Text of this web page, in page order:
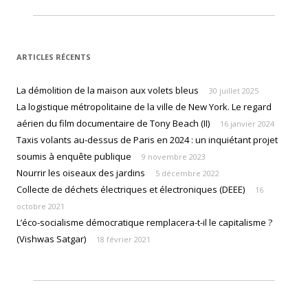
ARTICLES RÉCENTS
La démolition de la maison aux volets bleus 30 juillet 2025
La logistique métropolitaine de la ville de New York. Le regard
aérien du film documentaire de Tony Beach (II)
16 janvier 2024
Taxis volants au-dessus de Paris en 2024 : un inquiétant projet
soumis à enquête publique
9 novembre 2023
Nourrir les oiseaux des jardins 5 décembre 2022
Collecte de déchets électriques et électroniques (DEEE)
16
octobre 2021
L’éco-socialisme démocratique remplacera-t-il le capitalisme ?
(Vishwas Satgar)
18 février 2021